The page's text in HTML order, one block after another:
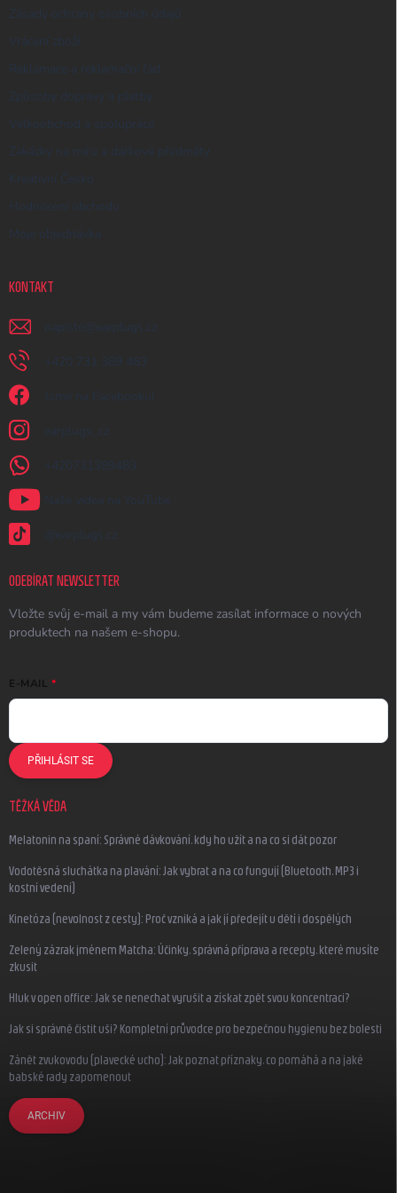
Zásady ochrany osobních údajů
Vrácení zboží
Reklamace a reklamační řád
Způsoby dopravy a platby
Velkoobchod a spolupráce
Zakázky na míru a dárkové předměty
Kreativní Česko
Hodnocení obchodu
Moje objednávka
KONTAKT
napiste @ earplugs.cz
+420 731 389 483
Jsme na Facebooku!
earplugs_cz
+420731389483
Naše videa na YouTube
@earplugs.cz
ODEBÍRAT NEWSLETTER
Vložte svůj e-mail a my vám budeme zasílat informace o nových
produktech na našem e-shopu.
E-MAIL
PŘIHLÁSIT SE
TĚŽKÁ VĚDA
Melatonin na spaní: Správné dávkování, kdy ho užít a na co si dát pozor
Vodotěsná sluchátka na plavání: Jak vybrat a na co fungují (Bluetooth, MP3 i
kostní vedení)
Kinetóza (nevolnost z cesty): Proč vzniká a jak jí předejít u dětí i dospělých
Zelený zázrak jménem Matcha: Účinky, správná příprava a recepty, které musíte
zkusit
Hluk v open office: Jak se nenechat vyrušit a získat zpět svou koncentraci?
Jak si správně čistit uši? Kompletní průvodce pro bezpečnou hygienu bez bolesti
Zánět zvukovodu (plavecké ucho): Jak poznat příznaky, co pomáhá a na jaké
babské rady zapomenout
ARCHIV